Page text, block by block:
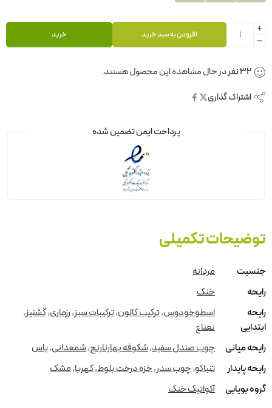
افزودن به سبد خرید خرید
32نفردر حال مشاهده این محصول هستند.
اشتراک گذاری
پرداخت ایمن تضمین شده
توضیحات تکمیلی
جنسیت
مردانه
رایحه
خنک
رایحه
ابتدایی
اسطوخودوس,ترکیب کالون,ترکیبات سبز,رزماری,گشنیز,
نعناع
رایحه میانی
چوب صندل سفید,شکوفه بهارنارنج,شمعدانی,یاس
رایحه پایدار
تنباکو,چوب سدر,خزه درخت بلوط,کهربا,مشک
گروه بویایی
آکواتیک خنک